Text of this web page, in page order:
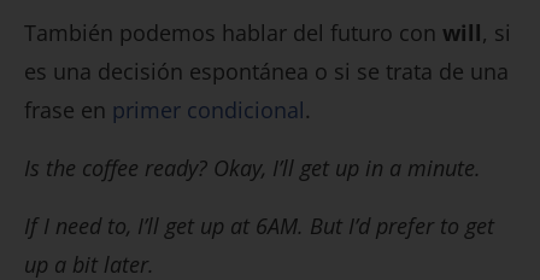
También podemos hablar del futuro con will, si
es una decisión espontánea o si se trata de una
frase en primer condicional.
Is the coffee ready? Okay, I’ll get up in a minute.
If I need to, I’ll get up at 6AM. But I’d prefer to get
up a bit later.